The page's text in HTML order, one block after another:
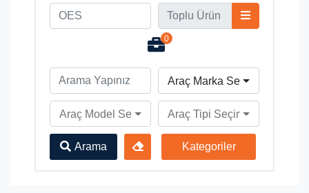
0
Araç Marka Seçiniz
Araç Model Seçiniz Araç Tipi Seçiniz
Arama Kategoriler